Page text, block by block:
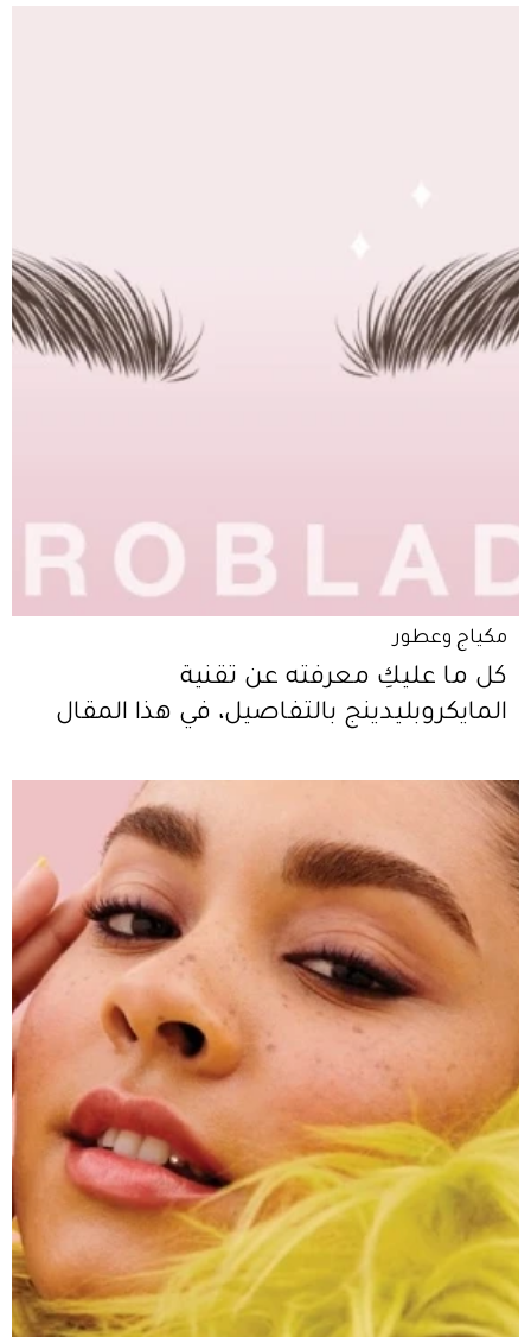
مكياج وعطور
كل ما عليكِ معرفته عن تقنية
المايكروبليدينج بالتفاصيل، في هذا المقال